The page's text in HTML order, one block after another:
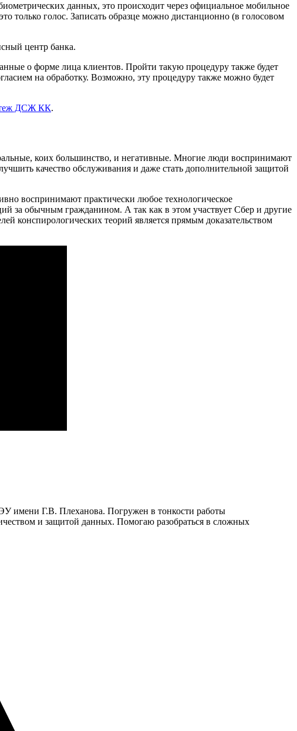
данных, это происходит через официальное мобильное
только голос. Записать образце можно дистанционно (в голосовом
центр банка.
о форме лица клиентов. Пройти такую процедуру также будет
на обработку. Возможно, эту процедуру также можно будет
ДСЖ КК.
коих большинство, и негативные. Многие люди воспринимают
качество обслуживания и даже стать дополнительной защитой
воспринимают практически любое технологическое
за обычным гражданином. А так как в этом участвует Сбер и другие
конспирологических теорий является прямым доказательством
имени Г.В. Плеханова. Погружен в тонкости работы
и защитой данных. Помогаю разобраться в сложных